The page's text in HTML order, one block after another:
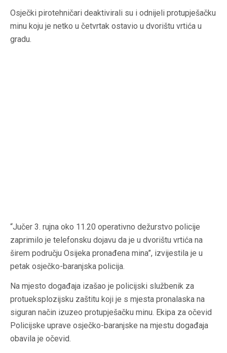
Osječki pirotehničari deaktivirali su i odnijeli protupješačku
minu koju je netko u četvrtak ostavio u dvorištu vrtića u
gradu.
“Jučer 3. rujna oko 11.20 operativno dežurstvo policije
zaprimilo je telefonsku dojavu da je u dvorištu vrtića na
širem području Osijeka pronađena mina”, izvijestila je u
petak osječko-baranjska policija.
Na mjesto događaja izašao je policijski službenik za
protueksplozijsku zaštitu koji je s mjesta pronalaska na
siguran način izuzeo protupješačku minu. Ekipa za očevid
Policijske uprave osječko-baranjske na mjestu događaja
obavila je očevid.